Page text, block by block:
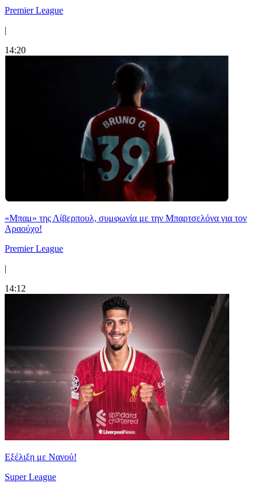
Premier League
|
14:20
«Μπαμ» της Λίβερπουλ, συμφωνία με την Μπαρτσελόνα για τον
Αραούχο!
Premier League
|
14:12
Εξέλιξη με Νανού!
Super League